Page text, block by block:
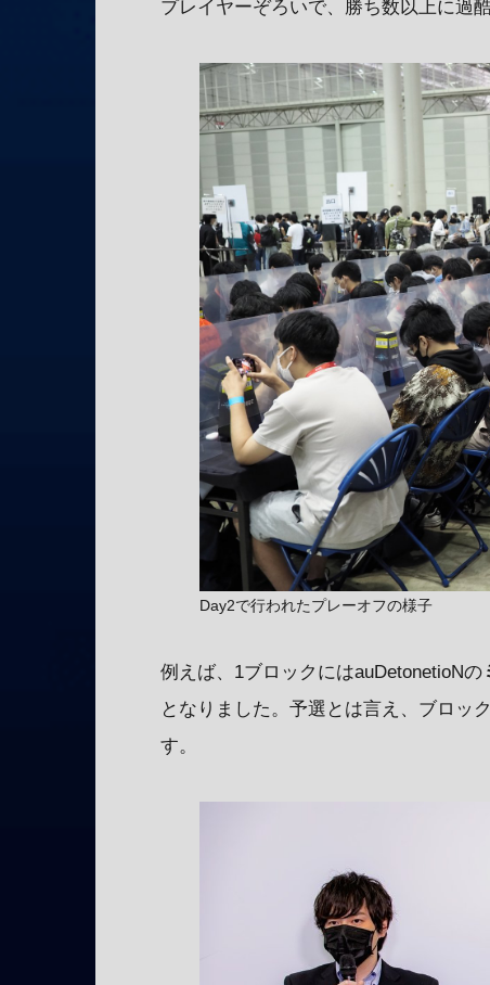
プレイヤーぞろいで、勝ち数以上に過
Day2で行われたプレーオフの様子
例えば、1ブロックにはauDetonetioNの
となりました。予選とは言え、ブロッ
す。